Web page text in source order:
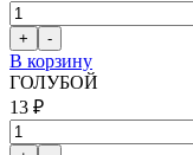
В корзину
ГОЛУБОЙ
13 ₽